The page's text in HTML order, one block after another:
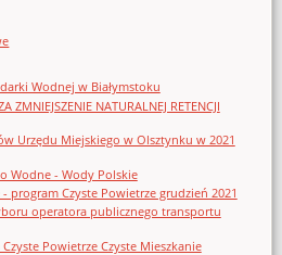
Wodnej w Białymstoku
ZMNIEJSZENIE NATURALNEJ RETENCJI
Urzędu Miejskiego w Olsztynku w 2021
Wodne - Wody Polskie
program Czyste Powietrze grudzień 2021
operatora publicznego transportu
Powietrze Czyste Mieszkanie